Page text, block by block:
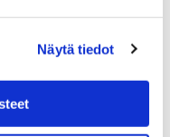
Näytä tiedot